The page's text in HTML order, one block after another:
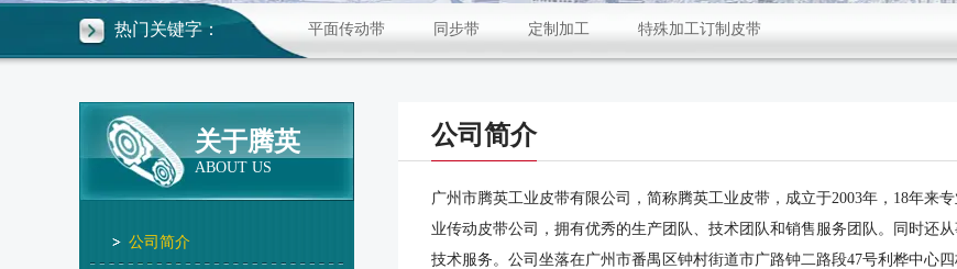
平面传动带 同步带 定制加工 特殊加工订制皮带
热门关键字：
关于腾英
ABOUT US
公司简介
公司简介
广州市腾英工业皮带有限公司，简称腾英工业皮带，成立于2003年，18年来
业传动皮带公司，拥有优秀的生产团队、技术团队和销售服务团队。同时还
技术服务。公司坐落在广州市番禺区钟村街道市广路钟二路段47号利桦中心四